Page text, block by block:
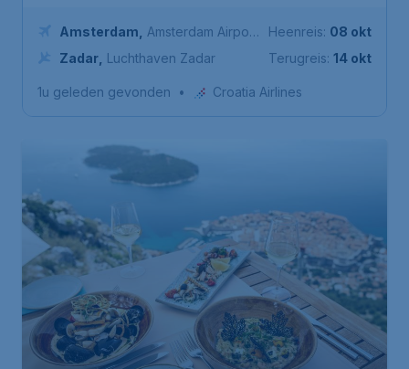
Amsterdam
Amsterdam Airport
Schiphol
Zadar Luchthaven Zadar
Heenreis: 08 okt
Terugreis: 14 okt
1u geleden gevonden • Croatia Airlines